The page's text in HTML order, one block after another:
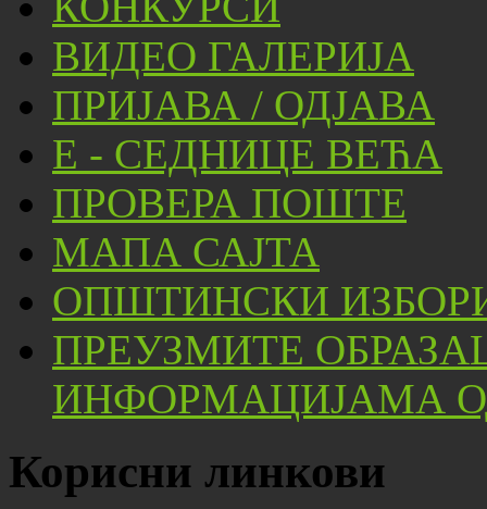
ВИДЕО ГАЛЕРИЈА
ПРИЈАВА / ОДЈАВА
Е - СЕДНИЦЕ ВЕЋА
ПРОВЕРА ПОШТЕ
МАПА САЈТА
ОПШТИНСКИ
ПРЕУЗМИТЕ
ИНФОРМАЦИЈАМА
Корисни линкови